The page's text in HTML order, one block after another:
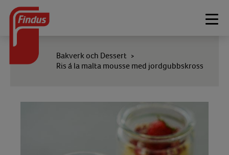
Bakverk och Dessert >
Ris á la malta mousse med jordgubbskross